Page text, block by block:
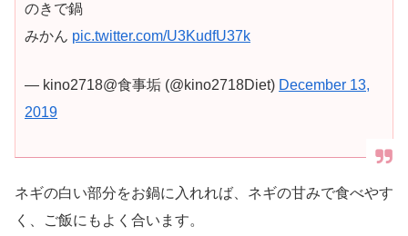
のきで鍋
みかん pic.twitter.com/U3KudfU37k
— kino2718@食事垢 (@kino2718Diet) December 13,
2019
ネギの白い部分をお鍋に入れれば、ネギの甘みで食べやす
く、ご飯にもよく合います。